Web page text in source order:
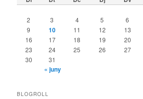
2 3 4 5 6
9 10 11 12 13
16 17 18 19 20
23 24 25 26 27
30 31
« juny
BLOGROLL